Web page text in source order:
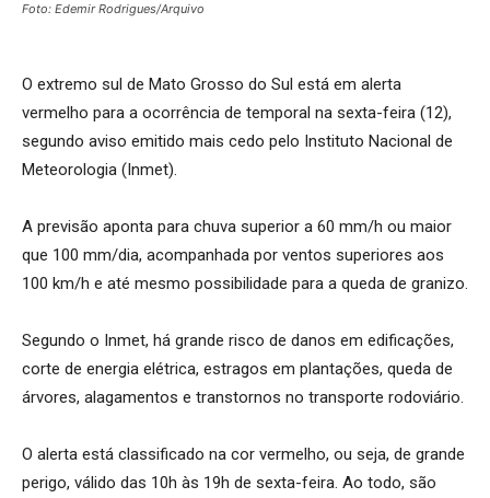
Foto: Edemir Rodrigues/Arquivo
O extremo sul de Mato Grosso do Sul está em alerta
vermelho para a ocorrência de temporal na sexta-feira (12),
segundo aviso emitido mais cedo pelo Instituto Nacional de
Meteorologia (Inmet).
A previsão aponta para chuva superior a 60 mm/h ou maior
que 100 mm/dia, acompanhada por ventos superiores aos
100 km/h e até mesmo possibilidade para a queda de granizo.
Segundo o Inmet, há grande risco de danos em edificações,
corte de energia elétrica, estragos em plantações, queda de
árvores, alagamentos e transtornos no transporte rodoviário.
O alerta está classificado na cor vermelho, ou seja, de grande
perigo, válido das 10h às 19h de sexta-feira. Ao todo, são